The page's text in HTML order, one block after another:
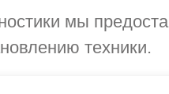
мы
техники.